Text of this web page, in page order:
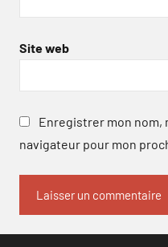
Site web
Enregistrer mon nom,
navigateur pour mon